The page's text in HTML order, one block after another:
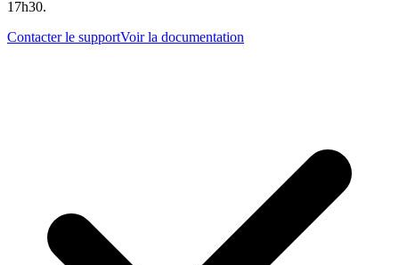
17h30.
Contacter le supportVoir la documentation